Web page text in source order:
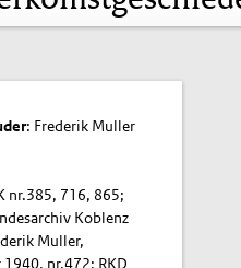
: Frederik Muller
nr.385, 716, 865;
Koblenz
Muller,
nr.472; RKD